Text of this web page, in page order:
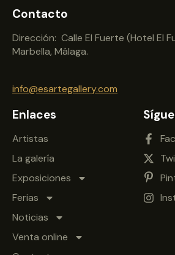
Contacto
Dirección: Calle El Fuerte (Hotel El
Marbella, Málaga.
info@esartegallery.com
Enlaces
Artistas
La galería
Exposiciones
Ferias
Noticias
Venta online